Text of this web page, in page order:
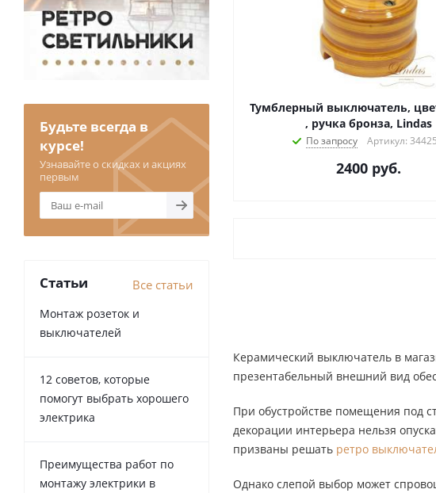
Тумблерный выключатель,
, ручка бронза, Lindas
По запросу Артикул:
2400 руб.
Керамический выключатель в
презентабельный внешний вид
При обустройстве помещения под
декорации интерьера нельзя
призваны решать ретро
Однако слепой выбор может
Будьте всегда в
курсе!
Узнавайте о скидках и акциях
первым
Статьи Все статьи
Монтаж розеток и
выключателей
12 советов, которые
помогут выбрать хорошего
электрика
Преимущества работ по
монтажу электрики в